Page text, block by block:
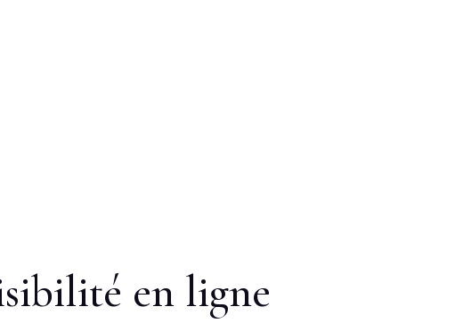
en ligne